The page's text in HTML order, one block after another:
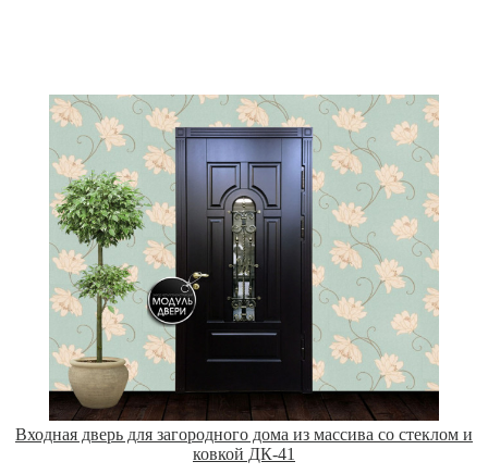
Входная дверь для загородного дома из массива со стеклом и
ковкой ДК-41